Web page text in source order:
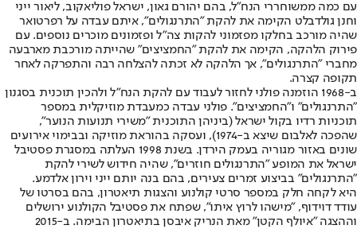
עם כמה ממשוחררי הנח"ל, בהם יהורם גאון, ישראל פוליאקוב, ליאור ייני
וחנן גולדבלט הקימה את להקת "התרנגולים", איתם עבדה על רפרטואר
שהיה מורכב בחלקו מפזמוני להקות צה"ל ופזמונים מוכרים נוספים. עם
פירוק הלהקה, הקימה את להקת "החמציצים" שהייתה מורכבת מארבעה
מחברי "התרנגולים", אך הלהקה לא זכתה להצלחה רבה והתפרקה לאחר
תקופה קצרה.
ב-1968 הוזמנה פולני לחזור לעבוד עם להקת הנח"ל ולהכין תוכנית בסגנון
"התרנגולים" ו"החמציצים". פולני עבדה כמעבדת מוזיקלית במספר
תוכניות רדיו בקול ישראל (ביניהן התוכנית "משירי תנועות הנוער",
שהפכה לאלבום שיצא ב-1974), ועסקה בהוראת מוזיקה ובבימוי אירועים
שונים באזור מגוריה בעמק הירדן. בשנת 1998 העלתה במסגרת פסטיבל
ישראל את המופע "התרנגולים חוזרים", שהיה חידוש לשירי להקת
"התרנגולים" בביצוע זמרים צעירים, בהם בנה יותם ייני וירון אלדמע.
היא לקחה חלק במספר סרטי קולנוע והצגות תיאטרון, בהם בסרטו של
עודד דוידוף, "מישהו לרוץ איתו", שפתח את פסטיבל הקולנוע ירושלים
וההצגה "איולף הקטן" מאת הנריק איבסן בתיאטרון הבימה. ב-2015